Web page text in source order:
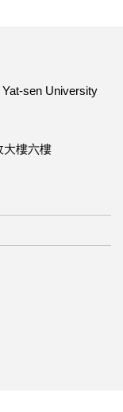
sen University
大樓六樓